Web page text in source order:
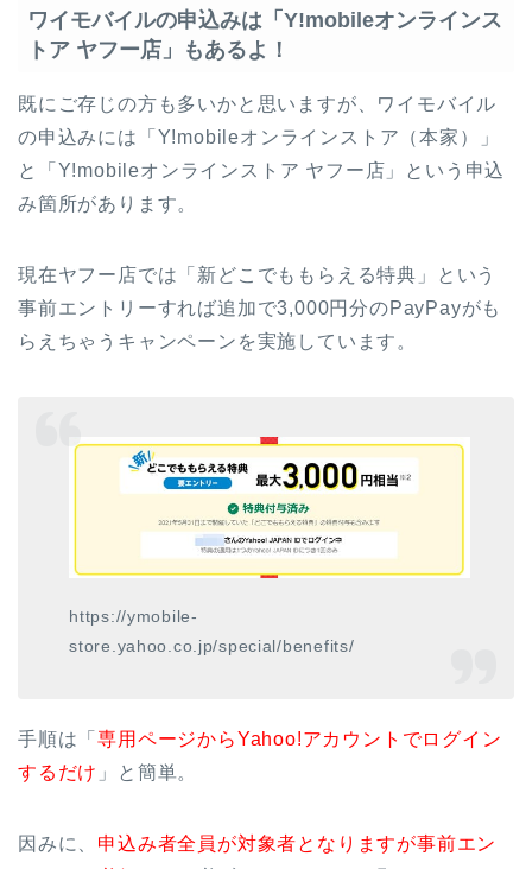
ワイモバイルの申込みは「Y!mobileオンラインス
トア ヤフー店」もあるよ！
既にご存じの方も多いかと思いますが、ワイモバイル
の申込みには「Y!mobileオンラインストア（本家）」
と「Y!mobileオンラインストア ヤフー店」という申込
み箇所があります。
現在ヤフー店では「新どこでももらえる特典」という
事前エントリーすれば追加で3,000円分のPayPayがも
らえちゃうキャンペーンを実施しています。
https://ymobile-
store.yahoo.co.jp/special/benefits/
手順は「専用ページからYahoo!アカウントでログイン
するだけ 」と簡単。
因みに、 申込み者全員が対象者となりますが事前エン